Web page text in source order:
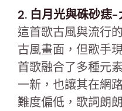
2. 白月光與硃砂痣-
這首歌古風與流行
古風畫面，但歌手
首歌融合了多種元
一新，也讓其在網
難度偏低，歌詞朗